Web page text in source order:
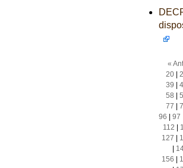
«
20|
39
58
77
96
97
112
127
156